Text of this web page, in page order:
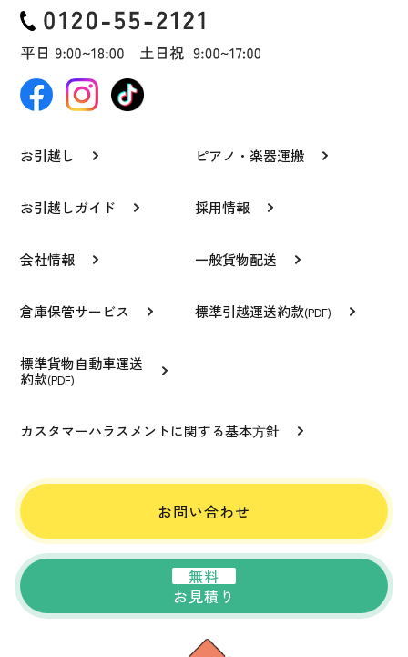
お引越し ピアノ・楽器運搬
お引越しガイド 採用情報
会社情報 一般貨物配送
倉庫保管サービス 標準引越運送約款(PDF)
標準貨物自動車運送
約款(PDF)
カスタマーハラスメントに関する基本⽅針
お問い合わせ
無料
お見積り